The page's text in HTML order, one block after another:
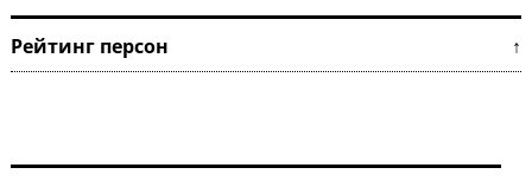
Рейтинг персон ↑